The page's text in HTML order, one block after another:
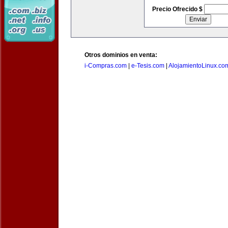
Precio Ofrecido $
Otros dominios en venta:
i-Compras.com
e-Tesis.com